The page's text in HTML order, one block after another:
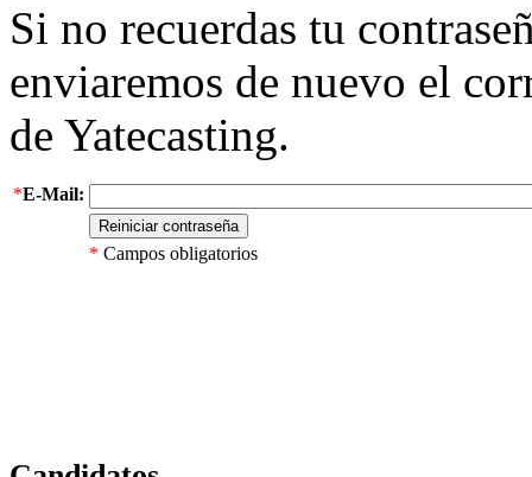
Si no recuerdas tu
enviaremos de nuevo el
de Yatecasting.
*E-Mail:
* Campos obligatorios